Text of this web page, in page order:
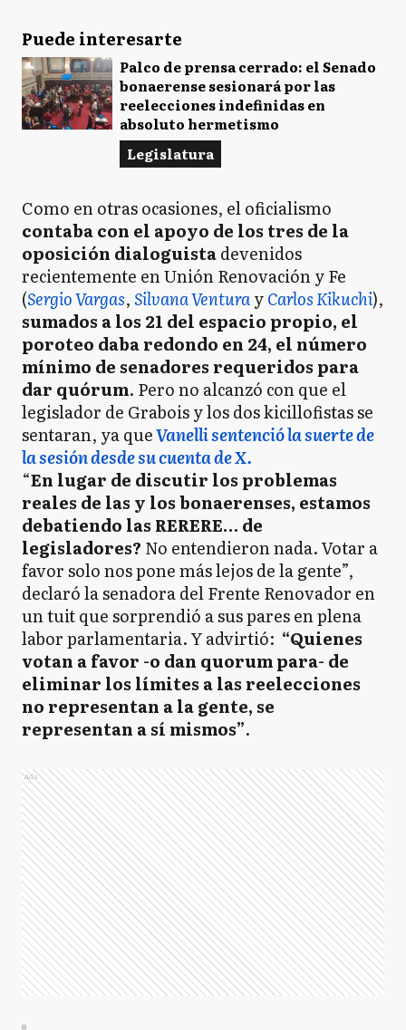
Puede interesarte
Palco de prensa cerrado: el Senado
bonaerense sesionará por las
reelecciones indefinidas en
absoluto hermetismo
Legislatura
Como en otras ocasiones, el oficialismo
contaba con el apoyo de los tres de la
oposición dialoguistadevenidos
recientemente en Unión Renovación y Fe
(Sergio Vargas,Silvana VenturayCarlos Kikuchi),
sumados a los 21 del espacio propio, el
poroteo daba redondo en 24, el número
mínimo de senadores requeridos para
dar quórum. Pero no alcanzó con que el
legislador de Grabois y los dos kicillofistas se
sentaran, ya queVanelli sentenció la suerte de
la sesión desde su cuenta de X.
“En lugar de discutir los problemas
reales de las y los bonaerenses, estamos
debatiendo las RERERE… de
legisladores? No entendieron nada. Votar a
favor solo nos pone más lejos de la gente”,
declaró la senadora del Frente Renovador en
un tuit que sorprendió a sus pares en plena
labor parlamentaria. Y advirtió: “Quienes
votan a favor -o dan quorum para- de
eliminar los límites a las reelecciones
no representan a la gente, se
representan a sí mismos”.
Ads